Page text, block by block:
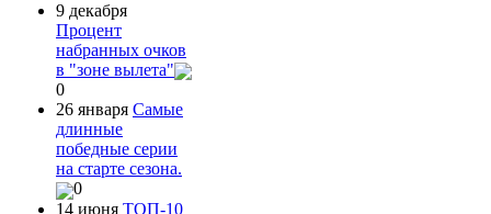
9 декабря
Процент
набранных очков
в "зоне вылета"
0
26 января Самые
длинные
победные серии
на старте сезона.
0
14 июня ТОП-10